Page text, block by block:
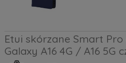
Etui skórzane Smart
Galaxy A16 4G / A16 5G